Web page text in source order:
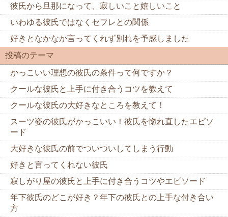
彼氏から旦那になって、寂しいこと嬉しいこと
いわゆる彼氏ではなくセフレとの関係
好きとなかなか言ってくれず別れを予感しました
投稿のテーマ
かっこいい理想の彼氏の条件って何ですか？
クールな彼氏と上手に付き合うコツを教えて
クールな彼氏の大好きなところを教えて！
スーツ姿の彼氏がかっこいい！彼氏を惚れ直したエピソ
ード
大好きな彼氏の前でついついしてしまう行動
好きと言ってくれない彼氏
寂しがり屋の彼氏と上手に付き合うコツやエピソード
年下彼氏のどこが好き？年下の彼氏との上手な付き合い
方